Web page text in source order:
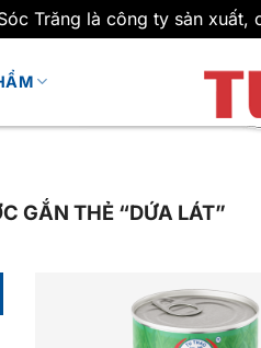
Trăng là công ty sản xuất,
GẮN THẺ “DỨA LÁT”